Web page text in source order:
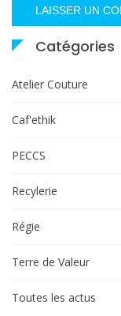
Catégories
Atelier Couture
Caf'ethik
PECCS
Recylerie
Régie
Terre de Valeur
Toutes les actus